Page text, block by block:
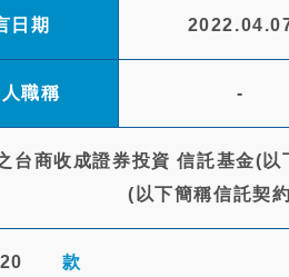
日期
職稱 -
台商收成證券投資 信託基金(
(以下簡稱信託契
20 款